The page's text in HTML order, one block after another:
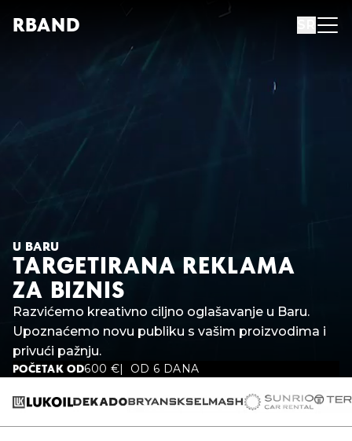
RBAND
TARGETIRANA REKLAMA
ZA BIZNIS
U BARU
Razvićemo kreativno ciljno oglašavanje u Baru.
Upoznaćemo novu publiku s vašim proizvodima i
privući pažnju.
POČETAK OD600 € OD 6 DANA